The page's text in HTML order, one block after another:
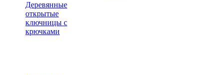
Деревянные
открытые
ключницы с
крючками